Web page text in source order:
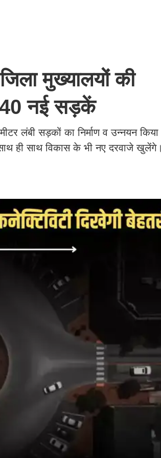
मुख्यालयों की
40 नई सड़कें
लंबी सड़कों का निर्माण व उन्नयन किया
ही साथ विकास के भी नए दरवाजे